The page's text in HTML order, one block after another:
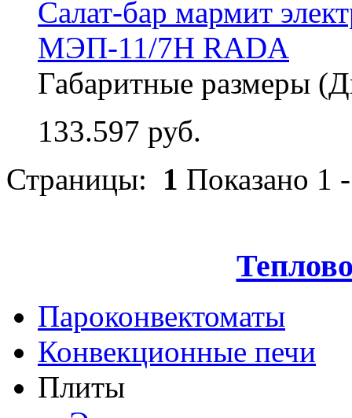
Салат-бар мармит
МЭП-11/7Н RADA
Габаритные размеры
133.597 руб.
Страницы: 1 Показано 1
Пароконвектоматы
Конвекционные печи
Плиты